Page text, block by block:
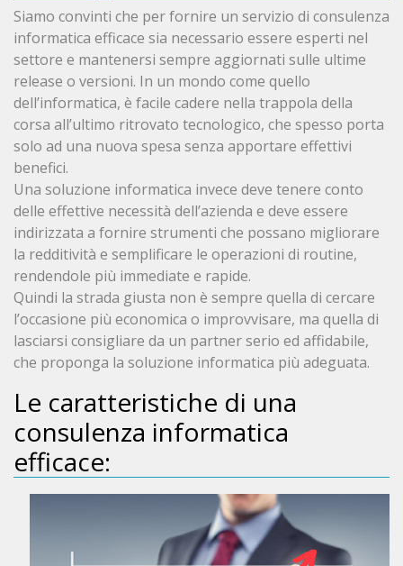
Siamo convinti che per fornire un servizio di consulenza
informatica efficace sia necessario essere esperti nel
settore e mantenersi sempre aggiornati sulle ultime
release o versioni. In un mondo come quello
dell’informatica, è facile cadere nella trappola della
corsa all’ultimo ritrovato tecnologico, che spesso porta
solo ad una nuova spesa senza apportare effettivi
benefici.
Una soluzione informatica invece deve tenere conto
delle effettive necessità dell’azienda e deve essere
indirizzata a fornire strumenti che possano migliorare
la redditività e semplificare le operazioni di routine,
rendendole più immediate e rapide.
Quindi la strada giusta non è sempre quella di cercare
l’occasione più economica o improvvisare, ma quella di
lasciarsi consigliare da un partner serio ed affidabile,
che proponga la soluzione informatica più adeguata.
Le caratteristiche di una
consulenza informatica
efficace: